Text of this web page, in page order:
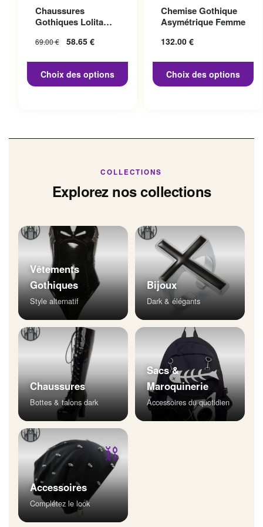
Chaussures
Gothiques Lolita
69.00€
Le prix initial
58.65 €
58.65 €.
Choix des options
variations. Les options
peuvent être choisies sur la
page du produit
Chemise Gothique
Asymétrique Femme
132.00 €
Choix des options
variations. Les options
peuvent être choisies sur la
page du produit
COLLECTIONS
Explorez nos collections
Vêtements
Gothiques
Style alternatif
Bijoux
Dark & élégants
Chaussures
Bottes & talons dark
Sacs &
Maroquinerie
Accessoires du quotidien
⛓
Accessoires
Complétez le look